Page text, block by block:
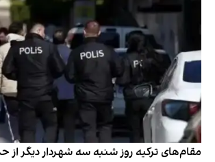
مقام‌های ترکیه روز شنبه سه شهردار دیگر